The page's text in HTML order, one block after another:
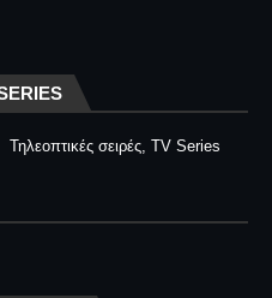
Τηλεοπτικές σειρές, TV Series